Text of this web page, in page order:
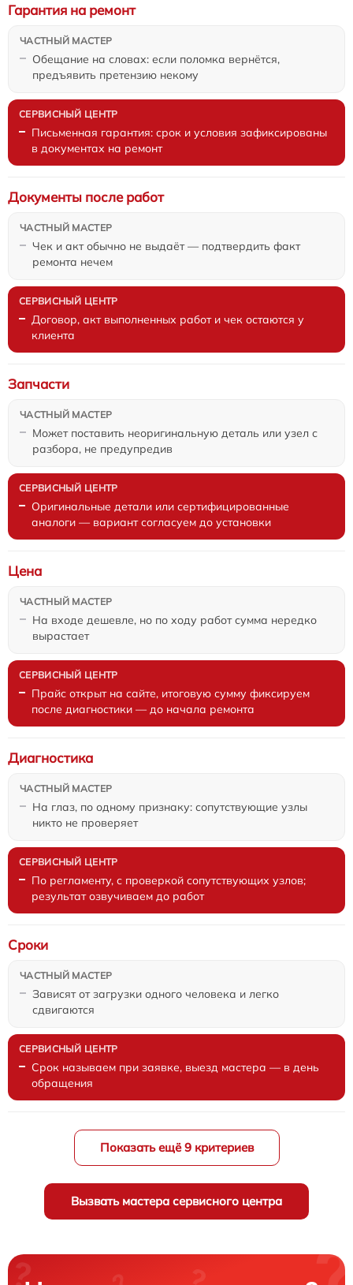
Обещание на словах: если поломка вернётся,
предъявить претензию некому
Гарантия на ремонт
Письменная гарантия: срок и условия зафиксированы
в документах на ремонт
Чек и акт обычно не выдаёт — подтвердить факт
ремонта нечем
Документы после работ
Договор, акт выполненных работ и чек остаются у
клиента
Может поставить неоригинальную деталь или узел с
разбора, не предупредив
Запчасти
Оригинальные детали или сертифицированные
аналоги — вариант согласуем до установки
На входе дешевле, но по ходу работ сумма нередко
вырастает
Цена
Прайс открыт на сайте, итоговую сумму фиксируем
после диагностики — до начала ремонта
На глаз, по одному признаку: сопутствующие узлы
никто не проверяет
Диагностика
По регламенту, с проверкой сопутствующих узлов;
результат озвучиваем до работ
Зависят от загрузки одного человека и легко
сдвигаются
Сроки
Срок называем при заявке, выезд мастера — в день
обращения
Показать ещё 9 критериев
Вызвать мастера сервисного центра